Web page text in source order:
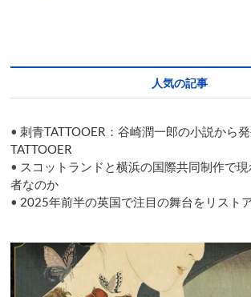
石
東
京」
の
ラ
ン
プ
発
表
会
人気の記事
•刺青TATTOOER：谷崎潤一郎の小説から
TATTOOER
• スコットランドと横浜の国際共同制作で
者なのか
• 2025年前半の英国で注目の舞台をリスト